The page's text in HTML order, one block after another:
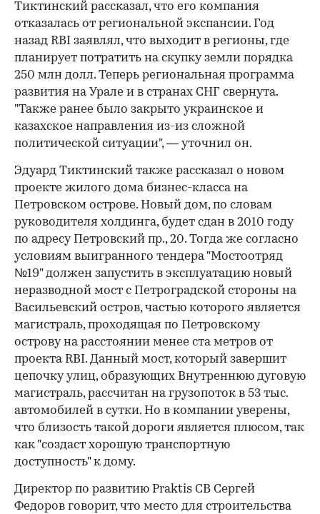
Тиктинский рассказал, что его компания
отказалась от региональной экспансии. Год
назад RBI заявлял, что выходит в регионы, где
планирует потратить на скупку земли порядка
250 млн долл. Теперь региональная программа
развития на Урале и в странах СНГ свернута.
"Также ранее было закрыто украинское и
казахское направления из-из сложной
политической ситуации", — уточнил он.
Эдуард Тиктинский также рассказал о новом
проекте жилого дома бизнес-класса на
Петровском острове. Новый дом, по словам
руководителя холдинга, будет сдан в 2010 году
по адресу Петровский пр., 20. Тогда же согласно
условиям выигранного тендера "Мостоотряд
№19" должен запустить в эксплуатацию новый
неразводной мост с Петроградской стороны на
Васильевский остров, частью которого является
магистраль, проходящая по Петровскому
острову на расстоянии менее ста метров от
проекта RBI. Данный мост, который завершит
цепочку улиц, образующих Внутреннюю дуговую
магистраль, рассчитан на грузопоток в 53 тыс.
автомобилей в сутки. Но в компании уверены,
что близость такой дороги является плюсом, так
как "создаст хорошую транспортную
доступность" к дому.
Директор по развитию Praktis CB Сергей
Федоров говорит, что место для строительства